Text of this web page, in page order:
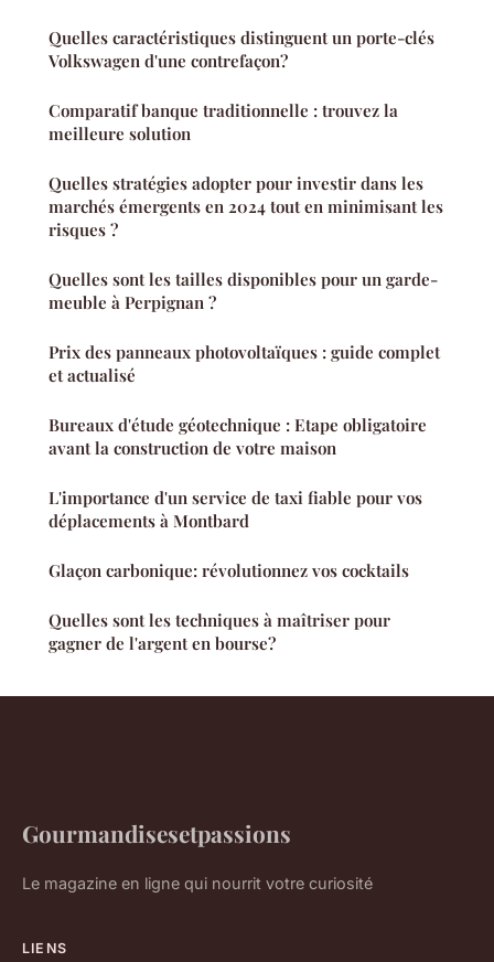
Quelles caractéristiques distinguent un porte-clés
Volkswagen d'une contrefaçon?
Comparatif banque traditionnelle : trouvez la
meilleure solution
Quelles stratégies adopter pour investir dans les
marchés émergents en 2024 tout en minimisant les
risques ?
Quelles sont les tailles disponibles pour un garde-
meuble à Perpignan ?
Prix des panneaux photovoltaïques : guide complet
et actualisé
Bureaux d'étude géotechnique : Etape obligatoire
avant la construction de votre maison
L'importance d'un service de taxi fiable pour vos
déplacements à Montbard
Glaçon carbonique: révolutionnez vos cocktails
Quelles sont les techniques à maîtriser pour
gagner de l'argent en bourse?
Gourmandisesetpassions
Le magazine en ligne qui nourrit votre curiosité
LIENS